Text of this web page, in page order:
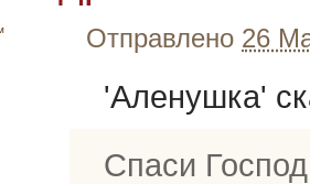
Отправлено 26
'Аленушка'
Спаси